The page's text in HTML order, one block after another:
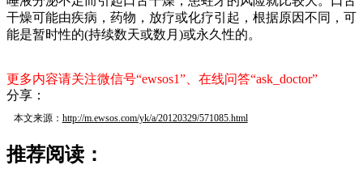
干燥可能由疾病，药物，放疗或化疗引起，根据原因不同，可
能是暂时性的(持续数天或数月)或永久性的。
更多内容请关注微信号“ewsos1”、在线问答“ask_doctor”
分享：
本文来源： http://m.ewsos.com/yk/a/20120329/571085.html
推荐阅读：